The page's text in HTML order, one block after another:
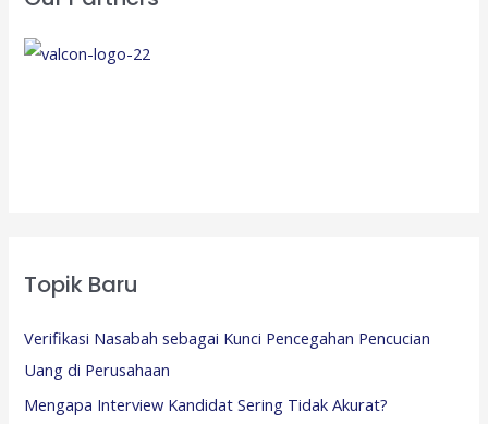
Topik Baru
Verifikasi Nasabah sebagai Kunci Pencegahan Pencucian
Uang di Perusahaan
Mengapa Interview Kandidat Sering Tidak Akurat?